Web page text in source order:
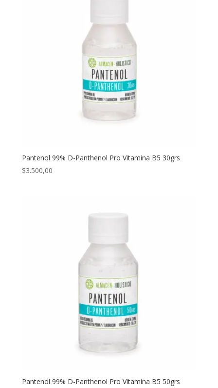
Pantenol 99% D-Panthenol Pro Vitamina B5 30grs
$3.500,00
Pantenol 99% D-Panthenol Pro Vitamina B5 50grs